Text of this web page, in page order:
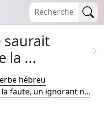
saurait
la ...
hébreu
faute, un ignorant n...